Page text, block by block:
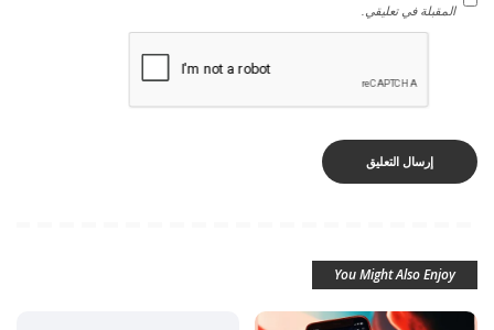
المقبلة في تعليقي.
You Might Also Enjoy